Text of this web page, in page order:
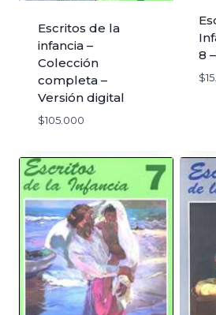
Escritos de la
infancia –
Colección
completa –
Versión digital
$105.000
8
$